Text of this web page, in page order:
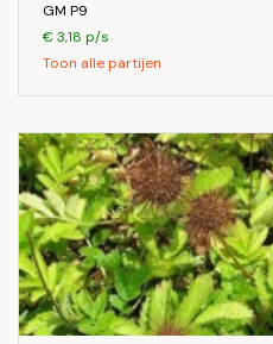
GM P9
€ 3,18 p/s
Toon alle partijen